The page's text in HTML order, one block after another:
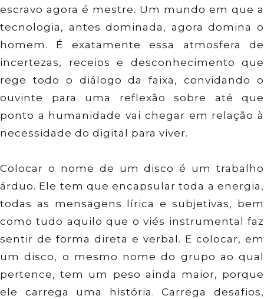
escravo agora é mestre. Um mundo em que a
tecnologia, antes dominada, agora domina o
homem. É exatamente essa atmosfera de
incertezas, receios e desconhecimento que
rege todo o diálogo da faixa, convidando o
ouvinte para uma reflexão sobre até que
ponto a humanidade vai chegar em relação à
necessidade do digital para viver.
Colocar o nome de um disco é um trabalho
árduo. Ele tem que encapsular toda a energia,
todas as mensagens lírica e subjetivas, bem
como tudo aquilo que o viés instrumental faz
sentir de forma direta e verbal. E colocar, em
um disco, o mesmo nome do grupo ao qual
pertence, tem um peso ainda maior, porque
ele carrega uma história. Carrega desafios,